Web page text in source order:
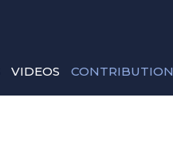
VIDEOS CONTRIBUTION